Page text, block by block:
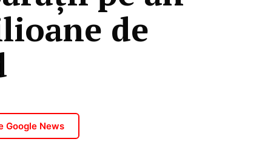
de
Google News